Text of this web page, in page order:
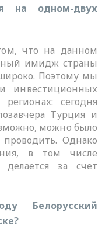
на одном-двух
что на данном
имидж страны
Поэтому мы
инвестиционных
сегодня
Турция и
можно было
Однако
в том числе
за счет
Белорусский